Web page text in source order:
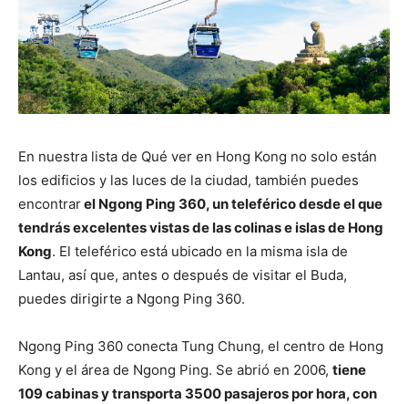
En nuestra lista de Qué ver en Hong Kong no solo están
los edificios y las luces de la ciudad, también puedes
encontrarel Ngong Ping 360, un teleférico desde el que
tendrás excelentes vistas de las colinas e islas de Hong
Kong. El teleférico está ubicado en la misma isla de
Lantau, así que, antes o después de visitar el Buda,
puedes dirigirte a Ngong Ping 360.
Ngong Ping 360 conecta Tung Chung, el centro de Hong
Kong y el área de Ngong Ping. Se abrió en 2006, tiene
109 cabinas y transporta 3500 pasajeros por hora, con